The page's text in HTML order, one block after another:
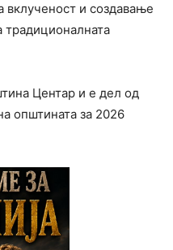
вклученост и создавање
Центар и е дел од
општината за 2026